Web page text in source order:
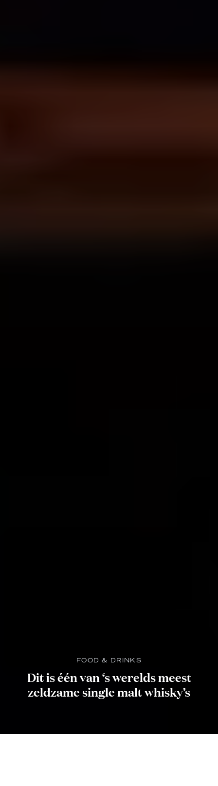
FOOD & DRINKS
Dit is één van ‘s werelds meest
zeldzame single malt whisky’s